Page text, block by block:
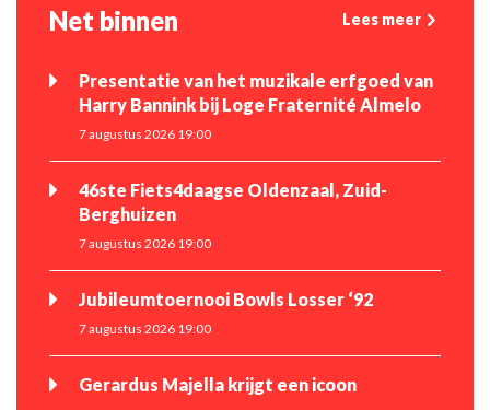
Net binnen Lees meer
Presentatie van het muzikale erfgoed van
Harry Bannink bij Loge Fraternité Almelo
7 augustus 2026 19:00
46ste Fiets4daagse Oldenzaal, Zuid-
Berghuizen
7 augustus 2026 19:00
Jubileumtoernooi Bowls Losser ‘92
7 augustus 2026 19:00
Gerardus Majella krijgt een icoon